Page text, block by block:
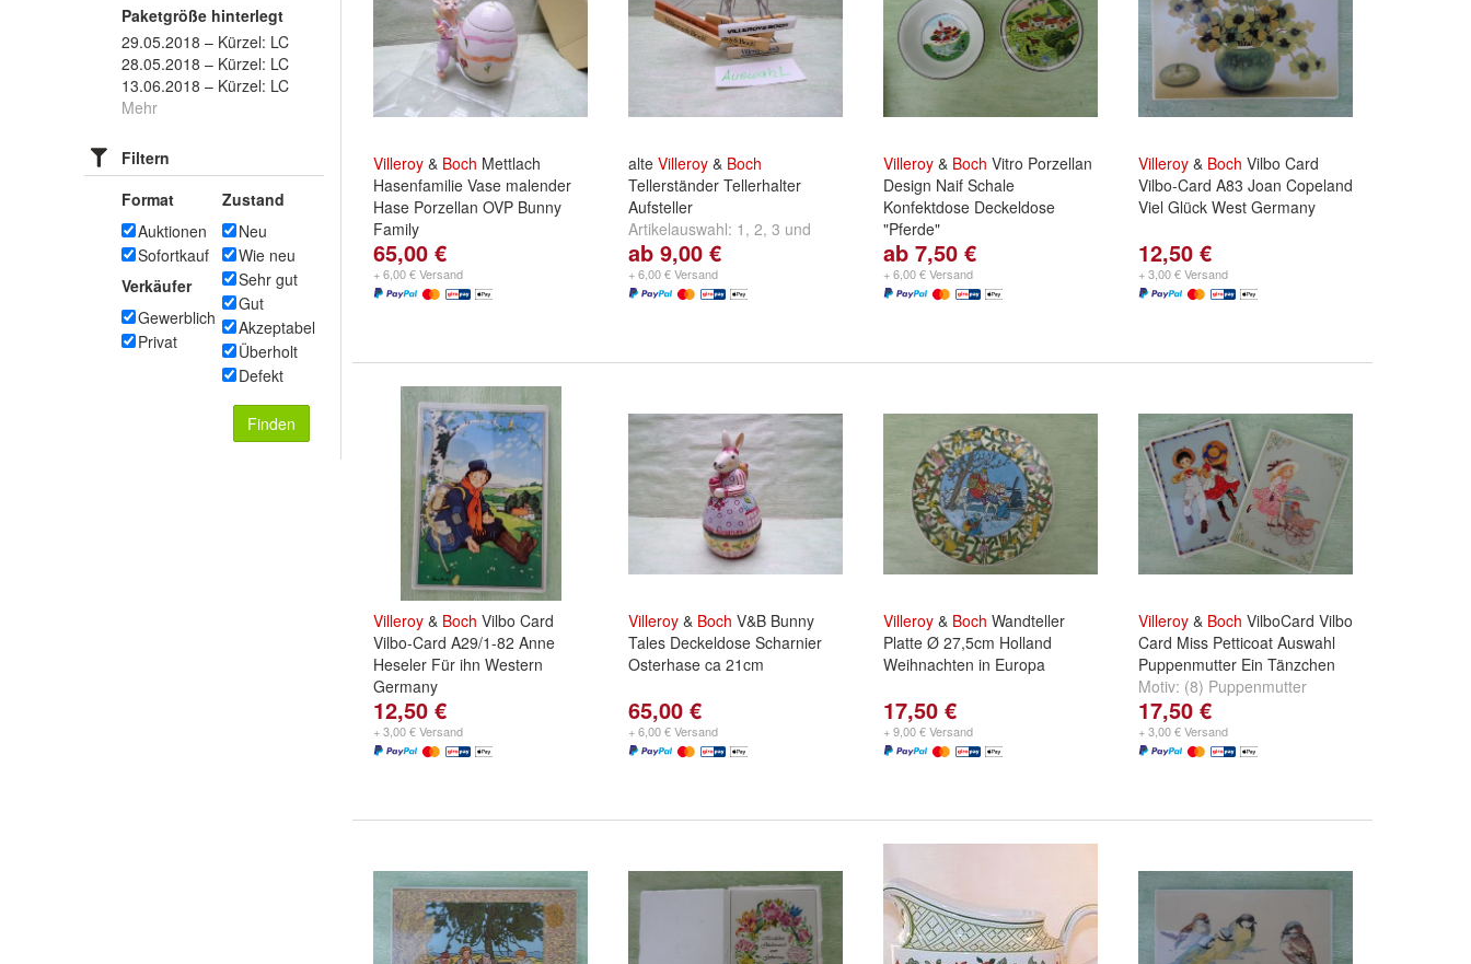
Paketgröße hinterlegt
29.05.2018 – Kürzel: LC
28.05.2018 – Kürzel: LC
13.06.2018 – Kürzel: LC
Mehr
Filtern
Format
Auktionen
Sofortkauf
Verkäufer
Gewerblich
Privat
Zustand
Neu
Wie neu
Sehr gut
Gut
Akzeptabel
Überholt
Defekt
Finden
Villeroy & Boch Mettlach
Hasenfamilie Vase malender
Hase Porzellan OVP Bunny
Family
65,00 €
+ 6,00 € Versand
alte Villeroy & Boch
Tellerständer Tellerhalter
Aufsteller
Artikelauswahl: 1 , 2, 3 und
weitere ...
ab 9,00 €
+ 6,00 € Versand
Villeroy & Boch Vitro Porzellan
Design Naif Schale
Konfektdose Deckeldose
"Pferde"
Artikel: (5) Schale Ø14 cm
(5) Konfektschale Ø12cm /
5cm hoch
ab 7,50 €
+ 6,00 € Versand
Villeroy & Boch Vilbo Card
Vilbo-Card A83 Joan Copeland
Viel Glück West Germany
12,50 €
+ 3,00 € Versand
Villeroy & Boch Vilbo Card
Vilbo-Card A29/1-82 Anne
Heseler Für ihn Western
Germany
12,50 €
+ 3,00 € Versand
Villeroy & Boch V&B Bunny
Tales Deckeldose Scharnier
Osterhase ca 21cm
65,00 €
+ 6,00 € Versand
Villeroy & Boch Wandteller
Platte Ø 27,5cm Holland
Weihnachten in Europa
17,50 €
+ 9,00 € Versand
Villeroy & Boch VilboCard Vilbo
Card Miss Petticoat Auswahl
Puppenmutter Ein Tänzchen
Motiv: (8) Puppenmutter
A22/1-82,(8)M Ein Tänzchen
A35/1-82und
Tänzchen A35/1-82
17,50 €
+ 3,00 € Versand